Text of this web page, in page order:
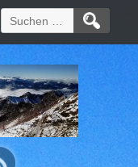
Suchen
nach: